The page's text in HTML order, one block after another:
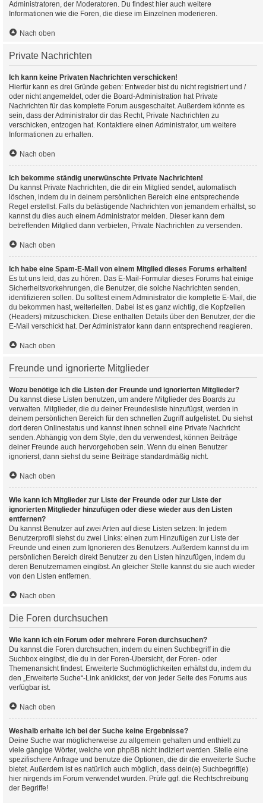
Administratoren, der Moderatoren. Du findest hier auch weitere
Informationen wie die Foren, die diese im Einzelnen moderieren.
Nach oben
Private Nachrichten
Ich kann keine Privaten Nachrichten verschicken!
Hierfür kann es drei Gründe geben: Entweder bist du nicht registriert und /
oder nicht angemeldet, oder die Board-Administration hat Private
Nachrichten für das komplette Forum ausgeschaltet. Außerdem könnte es
sein, dass der Administrator dir das Recht, Private Nachrichten zu
verschicken, entzogen hat. Kontaktiere einen Administrator, um weitere
Informationen zu erhalten.
Nach oben
Ich bekomme ständig unerwünschte Private Nachrichten!
Du kannst Private Nachrichten, die dir ein Mitglied sendet, automatisch
löschen, indem du in deinem persönlichen Bereich eine entsprechende
Regel erstellst. Falls du belästigende Nachrichten von jemandem erhältst, so
kannst du dies auch einem Administrator melden. Dieser kann dem
betreffenden Mitglied dann verbieten, Private Nachrichten zu versenden.
Nach oben
Ich habe eine Spam-E-Mail von einem Mitglied dieses Forums erhalten!
Es tut uns leid, das zu hören. Das E-Mail-Formular dieses Forums hat einige
Sicherheitsvorkehrungen, die Benutzer, die solche Nachrichten senden,
identifizieren sollen. Du solltest einem Administrator die komplette E-Mail, die
du bekommen hast, weiterleiten. Dabei ist es ganz wichtig, die Kopfzeilen
(Headers) mitzuschicken. Diese enthalten Details über den Benutzer, der die
E-Mail verschickt hat. Der Administrator kann dann entsprechend reagieren.
Nach oben
Freunde und ignorierte Mitglieder
Wozu benötige ich die Listen der Freunde und ignorierten Mitglieder?
Du kannst diese Listen benutzen, um andere Mitglieder des Boards zu
verwalten. Mitglieder, die du deiner Freundesliste hinzufügst, werden in
deinem persönlichen Bereich für den schnellen Zugriff aufgelistet. Du siehst
dort deren Onlinestatus und kannst ihnen schnell eine Private Nachricht
senden. Abhängig von dem Style, den du verwendest, können Beiträge
deiner Freunde auch hervorgehoben sein. Wenn du einen Benutzer
ignorierst, dann siehst du seine Beiträge standardmäßig nicht.
Nach oben
Wie kann ich Mitglieder zur Liste der Freunde oder zur Liste der
ignorierten Mitglieder hinzufügen oder diese wieder aus den Listen
entfernen?
Du kannst Benutzer auf zwei Arten auf diese Listen setzen: In jedem
Benutzerprofil siehst du zwei Links: einen zum Hinzufügen zur Liste der
Freunde und einen zum Ignorieren des Benutzers. Außerdem kannst du im
persönlichen Bereich direkt Benutzer zu den Listen hinzufügen, indem du
deren Benutzernamen eingibst. An gleicher Stelle kannst du sie auch wieder
von den Listen entfernen.
Nach oben
Die Foren durchsuchen
Wie kann ich ein Forum oder mehrere Foren durchsuchen?
Du kannst die Foren durchsuchen, indem du einen Suchbegriff in die
Suchbox eingibst, die du in der Foren-Übersicht, der Foren- oder
Themenansicht findest. Erweiterte Suchmöglichkeiten erhältst du, indem du
den „Erweiterte Suche“-Link anklickst, der von jeder Seite des Forums aus
verfügbar ist.
Nach oben
Weshalb erhalte ich bei der Suche keine Ergebnisse?
Deine Suche war möglicherweise zu allgemein gehalten und enthielt zu
viele gängige Wörter, welche von phpBB nicht indiziert werden. Stelle eine
spezifischere Anfrage und benutze die Optionen, die dir die erweiterte Suche
bietet. Außerdem ist es natürlich auch möglich, dass dein(e) Suchbegriff(e)
hier nirgends im Forum verwendet wurden. Prüfe ggf. die Rechtschreibung
der Begriffe!